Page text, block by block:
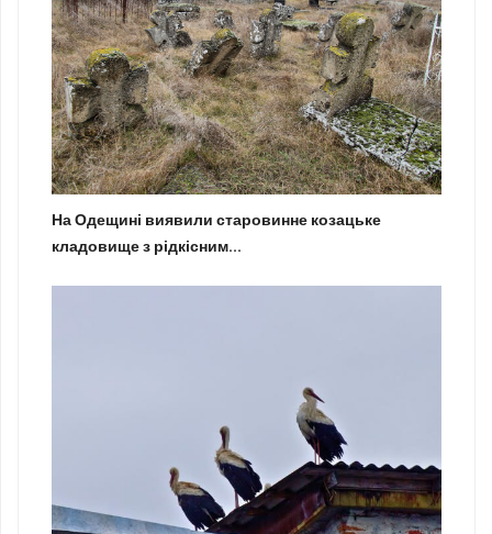
На Одещині виявили старовинне козацьке
кладовище з рідкісним...